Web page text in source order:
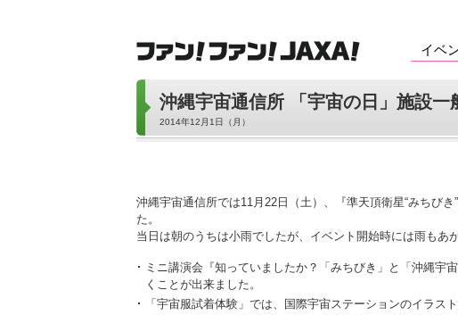
イベ
沖縄宇宙通信所 「宇宙の日」施設
2014年12月1日（月）
沖縄宇宙通信所では11月22日（土）、『準天頂衛星“みちび
た。
当日は朝のうちは小雨でしたが、イベント開始時には雨も
ミニ講演会『知っていましたか？「みちびき」と「沖縄宇
くことが出来ました。
「宇宙服試着体験」では、国際宇宙ステーションのイラ